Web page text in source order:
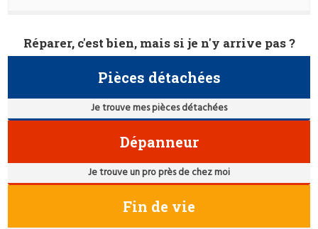
Réparer, c'est bien, mais si je n'y arrive pas ?
Pièces détachées
Je trouve mes pièces détachées
Dépanneur
Je trouve un pro près de chez moi
Fin de vie